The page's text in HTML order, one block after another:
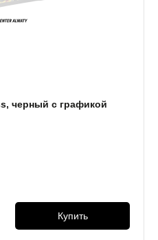
черный с графикой
Купить